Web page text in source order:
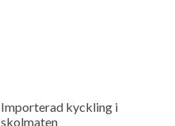
Importerad kyckling i
skolmaten